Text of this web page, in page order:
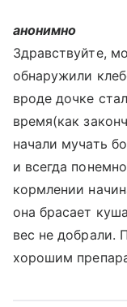
анонимно
Здравствуйте,
обнаружили
вроде дочке
время(как
начали мучать
и всегда
кормлении
она брасает
вес не добрали.
хорошим